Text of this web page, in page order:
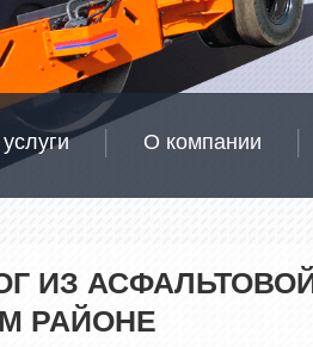
О компании
ИЗ
РАЙОНЕ